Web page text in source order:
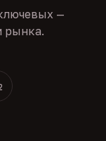
—
рынка.